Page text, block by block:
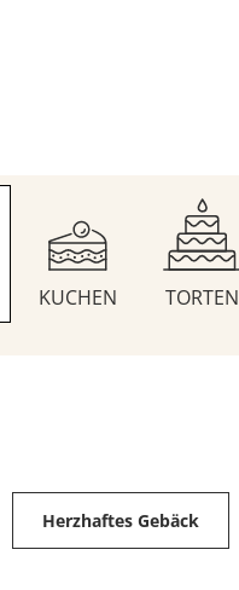
KUCHEN TORTEN
Herzhaftes Gebäck